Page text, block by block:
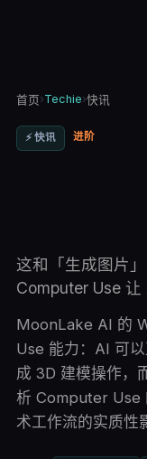
首页›Techie›快讯
⚡ 快讯 进阶
这和「生成图片
Computer Use
MoonLake AI 的
Use 能力：AI 可
成 3D 建模操作，
析 Computer Use
术工作流的实质性